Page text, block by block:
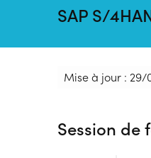
SAP S/
Mise à jour : 29/
Session de